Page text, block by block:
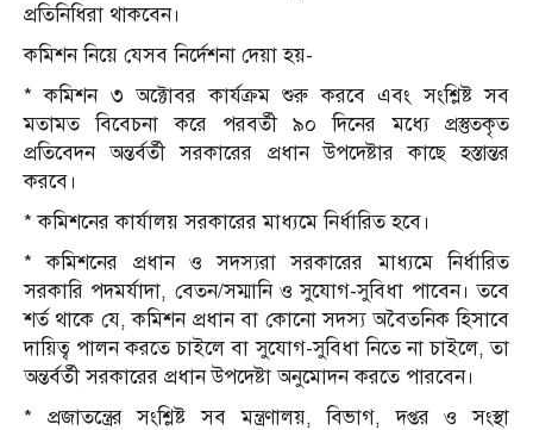
প্রতিনিধিরা থাকবেন।
কমিশন নিয়ে যেসব নির্দেশনা দেয়া হয়-
* কমিশন ৩ অক্টোবর কার্যক্রম শুরু করবে এবং সংশ্লিষ্ট সব
মতামত বিবেচনা করে পরবর্তী ৯০ দিনের মধ্যে প্রস্তুতকৃত
প্রতিবেদন অন্তর্বর্তী সরকারের প্রধান উপদেষ্টার কাছে হস্তান্তর
করবে।
* কমিশনের কার্যালয় সরকারের মাধ্যমে নির্ধারিত হবে।
* কমিশনের প্রধান ও সদস্যরা সরকারের মাধ্যমে নির্ধারিত
সরকারি পদমর্যাদা, বেতন/সম্মানি ও সুযোগ-সুবিধা পাবেন। তবে
শর্ত থাকে যে, কমিশন প্রধান বা কোনো সদস্য অবৈতনিক হিসাবে
দায়িত্ব পালন করতে চাইলে বা সুযোগ-সুবিধা নিতে না চাইলে, তা
অন্তর্বর্তী সরকারের প্রধান উপদেষ্টা অনুমোদন করতে পারবেন।
* প্রজাতন্ত্রের সংশ্লিষ্ট সব মন্ত্রণালয়, বিভাগ, দপ্তর ও সংস্থা